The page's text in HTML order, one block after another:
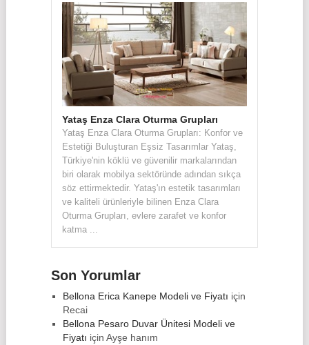
Yataş Enza Clara Oturma Grupları
Yataş Enza Clara Oturma Grupları: Konfor ve
Estetiği Buluşturan Eşsiz Tasarımlar Yataş,
Türkiye'nin köklü ve güvenilir markalarından
biri olarak mobilya sektöründe adından sıkça
söz ettirmektedir. Yataş'ın estetik tasarımları
ve kaliteli ürünleriyle bilinen Enza Clara
Oturma Grupları, evlere zarafet ve konfor
katma ...
Son Yorumlar
Bellona Erica Kanepe Modeli ve Fiyatı için
Recai
Bellona Pesaro Duvar Ünitesi Modeli ve
Fiyatı için Ayşe hanım